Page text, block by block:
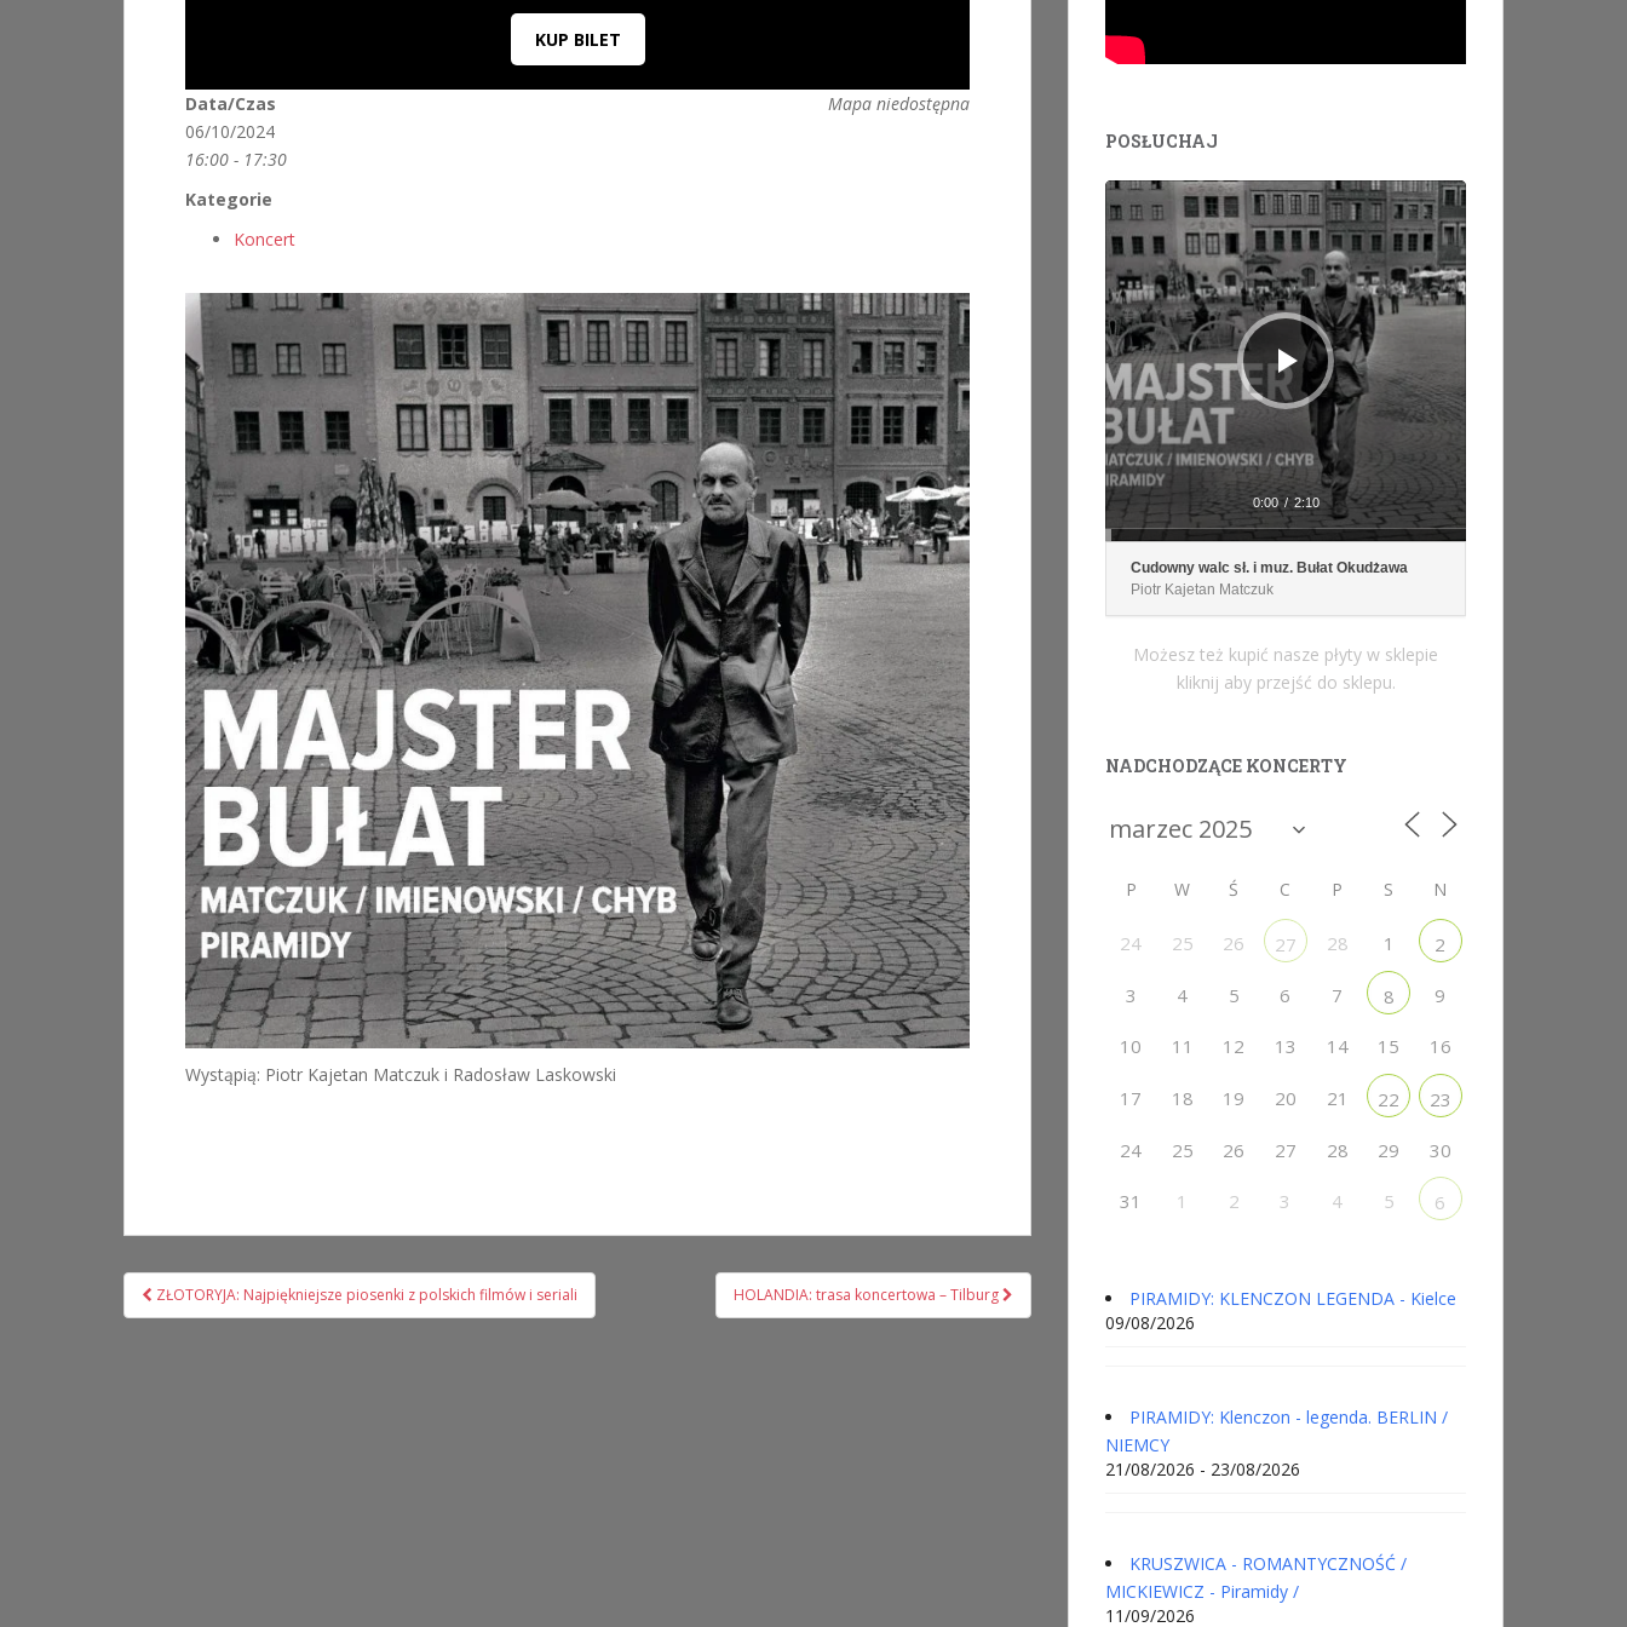
KUP BILET
Mapa niedostępna
Data/Czas
06/10/2024
16:00 - 17:30
Kategorie
Koncert
Wystąpią: Piotr Kajetan Matczuk i Radosław Laskowski
Nawigacja
wpisu
ZŁOTORYJA: Najpiękniejsze piosenki z polskich filmów i seriali HOLANDIA: trasa koncertowa – Tilburg
POSŁUCHAJ
Odtwarzacz
plików
dźwiękowych
0:00 / 2:10
Cudowny walc sł. i muz. Bułat Okudżawa
Piotr Kajetan Matczuk
Możesz też kupić nasze płyty w sklepie
kliknij aby przejść do sklepu.
NADCHODZĄCE KONCERTY
P W Ś C P S N
24 25 26 27 28 1 2
3 4 5 6 7 8 9
10 11 12 13 14 15 16
17 18 19 20 21 22 23
24 25 26 27 28 29 30
31 1 2 3 4 5 6
PIRAMIDY: KLENCZON LEGENDA - Kielce
09/08/2026
PIRAMIDY: Klenczon - legenda. BERLIN /
NIEMCY
21/08/2026 - 23/08/2026
KRUSZWICA - ROMANTYCZNOŚĆ /
MICKIEWICZ - Piramidy /
11/09/2026